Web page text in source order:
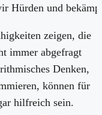
Hürden und
zeigen, die
immer abgefragt
Denken,
können für
hilfreich sein.